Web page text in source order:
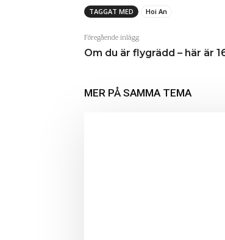
TAGGAT MED Hoi An
Föregående inlägg
Om du är flygrädd – här är
MER PÅ SAMMA TEMA